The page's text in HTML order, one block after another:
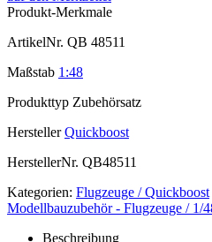
Produkt-Merkmale
ArtikelNr. QB 48511
Maßstab 1:48
Produkttyp Zubehörsatz
Hersteller Quickboost
HerstellerNr. QB48511
Kategorien: Flugzeuge / Quickboost
Modellbauzubehör - Flugzeuge / 1/
Beschreibung